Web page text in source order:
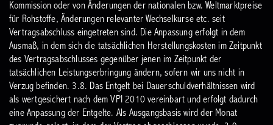
Kommission oder von Änderungen der nationalen bzw. Weltmarktpreise
für Rohstoffe, Änderungen relevanter Wechselkurse etc. seit
Vertragsabschluss eingetreten sind. Die Anpassung erfolgt in dem
Ausmaß, in dem sich die tatsächlichen Herstellungskosten im Zeitpunkt
des Vertragsabschlusses gegenüber jenen im Zeitpunkt der
tatsächlichen Leistungserbringung ändern, sofern wir uns nicht in
Verzug befinden. 3.8. Das Entgelt bei Dauerschuldverhältnissen wird
als wertgesichert nach dem VPI 2010 vereinbart und erfolgt dadurch
eine Anpassung der Entgelte. Als Ausgangsbasis wird der Monat